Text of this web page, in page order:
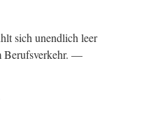
sich unendlich leer
Berufsverkehr. —